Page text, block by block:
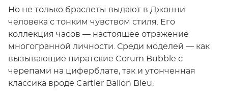
Но не только браслеты выдают в Джонни
человека с тонким чувством стиля. Его
коллекция часов — настоящее отражение
многогранной личности. Среди моделей — как
вызывающие пиратские Corum Bubble с
черепами на циферблате, так и утонченная
классика вроде Cartier Ballon Bleu.